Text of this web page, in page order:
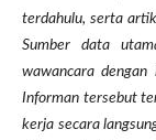
terdahulu, serta
Sumber data
wawancara
Informan tersebut
kerja secara